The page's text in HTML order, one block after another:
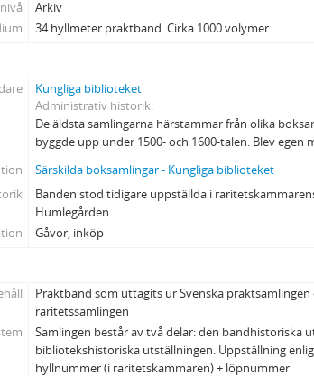
Arkiv
34 hyllmeter praktband. Cirka 1000 volymer
Kungliga biblioteket
Administrativ historik
De äldsta samlingarna härstammar från olika
byggde upp under 1500- och 1600-talen. Blev egen
Särskilda boksamlingar - Kungliga biblioteket
Banden stod tidigare uppställda i
Humlegården
Gåvor, inköp
Praktband som uttagits ur Svenska praktsamlingen
raritetssamlingen
Samlingen består av två delar: den bandhistoriska
bibliotekshistoriska utställningen. Uppställning
hyllnummer (i raritetskammaren) + löpnummer